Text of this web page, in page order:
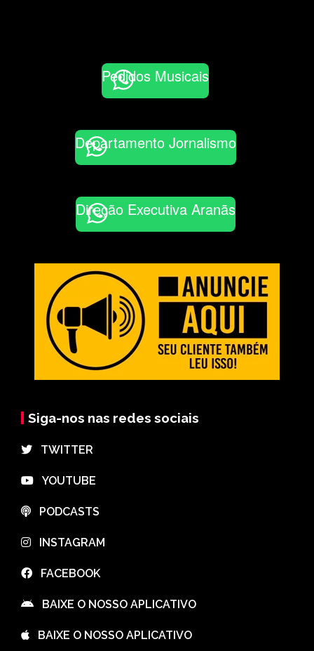
Pedidos Musicais
Departamento Jornalismo
Direção Executiva Aranãs
Siga-nos nas redes sociais
⠀TWITTER
⠀YOUTUBE
⠀PODCASTS
⠀INSTAGRAM
⠀FACEBOOK
⠀BAIXE O NOSSO APLICATIVO
⠀BAIXE O NOSSO APLICATIVO